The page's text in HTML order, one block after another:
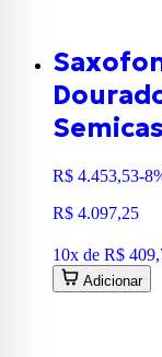
R$ 4.453,53-
R$ 4.097,25
10x de R$
Adicionar